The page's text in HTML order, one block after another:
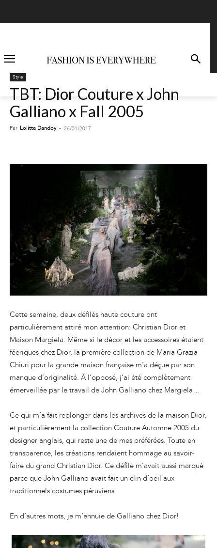
Style
TBT: Dior Couture x John
Galliano x Fall 2005
Par Lolitta Dandoy - 26/01/2017
Cette semaine, deux défilés haute couture ont
particulièrement attiré mon attention: Christian Dior et
Maison Margiela. Même si le décor et les accessoires étaient
féeriques chez Dior, la première collection de Maria Grazia
Chiuri pour la grande maison française m’a déçue par son
manque d’originalité. À l’opposé, j’ai été complètement
émerveillée par le travail de John Galliano chez Margiela…
Ce qui m’a fait replonger dans les archives de la maison Dior,
et particulièrement la collection Couture Automne 2005 du
designer anglais, qui reste une de mes préférées. Toute en
transparence, les créations rendaient hommage au savoir-
faire du grand Christian Dior. Ce défilé m’avait aussi marqué
parce que John Galliano avait fait un clin d’oeil aux
traditionnels costumes péruviens.
En d’autres mots, je m’ennuie de Galliano chez Dior!